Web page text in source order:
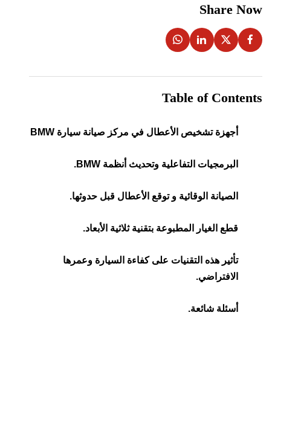
Share Now
Table of Contents
أجهزة تشخيص الأعطال في مركز صيانة سيارة BMW
البرمجيات التفاعلية وتحديث أنظمة BMW.
الصيانة الوقائية و توقع الأعطال قبل حدوثها.
قطع الغيار المطبوعة بتقنية ثلاثية الأبعاد.
تأثير هذه التقنيات على كفاءة السيارة وعمرها
الافتراضي.
أسئلة شائعة.